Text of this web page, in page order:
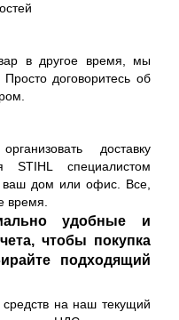
в другое время, мы
Просто договоритесь об
доставку
STIHL специалистом
дом или офис. Все,
время.
удобные и
чтобы покупка
подходящий
на наш текущий